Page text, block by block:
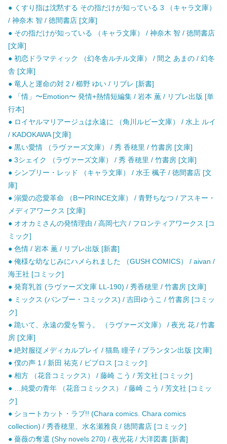
● くすり指は沈黙する その指だけが知っている 3 （キャラ文庫）
/ 神奈木 智 / 徳間書店 [文庫]
● その指だけが知っている （キャラ文庫） / 神奈木 智 / 徳間書店
[文庫]
● 初恋ドラマティック （幻冬舎ルチル文庫） / 間之 あまの / 幻冬
舎 [文庫]
● 竜人と運命の対 2 / 櫛野 ゆい / リブレ [新書]
● 「情」〜Emotion〜 発情+熱情短編集 / 岩本 薫 / リブレ出版 [単
行本]
● ロイヤルマリアージュは永遠に （角川ルビー文庫） / 水上 ルイ
/ KADOKAWA [文庫]
● 黒い愛情 （ラヴァーズ文庫） / 秀 香穂里 / 竹書房 [文庫]
● 3シェイク （ラヴァーズ文庫） / 秀 香穂里 / 竹書房 [文庫]
● シンプリー・レッド （キャラ文庫） / 水壬 楓子 / 徳間書店 [文
庫]
● 溺愛の恋愛革命 （BーPRINCE文庫） / 青野ちなつ / アスキー・
メディアワークス [文庫]
● オオカミさんの発情理由 / 高岡七六 / フロンティアワークス [コ
ミック]
● 色情 / 岩本 薫 / リブレ出版 [新書]
● 俺様な幼なじみにハメられました （GUSH COMICS） / aivan /
海王社 [コミック]
● 発育乳首 (ラヴァーズ文庫 LL-190) / 秀香穂里 / 竹書房 [文庫]
● ミックス (バンブー・コミックス) / 吉田ゆうこ / 竹書房 [コミッ
ク]
● 跪いて、永遠の愛を誓う。 （ラヴァーズ文庫） / 夜光 花 / 竹書
房 [文庫]
● 絶対服従メディカルプレイ / 猫島 瞳子 / プランタン出版 [文庫]
● 僕の声 1 / 新田 祐克 / ビブロス [コミック]
● 相方 （花音コミックス） / 藤崎 こう / 芳文社 [コミック]
● …純愛の青年 （花音コミックス） / 藤崎 こう / 芳文社 [コミッ
ク]
● ショートカット・ラブ!! (Chara comics. Chara comics
collection) / 秀香穂里、水名瀬雅良 / 徳間書店 [コミック]
● 薔薇の奪還 (Shy novels 270) / 夜光花 / 大洋図書 [新書]